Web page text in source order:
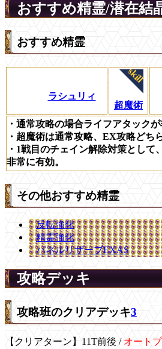
おすすめ精霊/潜在結
おすすめ精霊
ラシュリィ
超魔術
・通常攻略の場合ライフアタックが
・超魔術は通常攻略、EX攻略どち
・1戦目のチェイン解除対策として
非常に有効。
その他おすすめ精霊
反転強化
精霊強化
パネルリザーブEXAS
攻略デッキ
攻略班のクリアデッキ3
【クリアターン】11T前後 / オート